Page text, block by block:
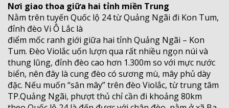
Nơi giao thoa giữa hai tỉnh miền Trung
Nằm trên tuyến Quốc lộ 24 từ Quảng Ngãi đi Kon Tum,
đỉnh đèo Vi Ô Lắc là
điểm mốc ranh giới giữa hai tỉnh Quảng Ngãi – Kon
Tum. Đèo Violắc uốn lượn qua rất nhiều ngọn núi và
thung lũng, đỉnh đèo cao hơn 1.300m so với mực nước
biển, nên đây là cung đèo có sương mù, mây phủ dày
đặc. Nếu muốn “săn mây” trên đèo Violắc, từ trung tâm
TP.Quảng Ngãi, phượt thủ chỉ cần đi khoảng 80km